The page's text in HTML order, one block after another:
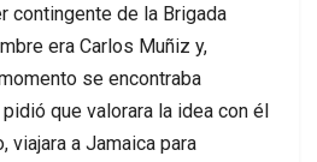
contingente de la Brigada
era Carlos Muñiz y,
se encontraba
que valorara la idea con él
viajara a Jamaica para